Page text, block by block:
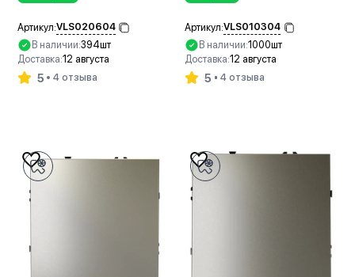
Артикул:VLS020604
В наличии:394шт
Доставка:12 августа
5 4 отзыва
Артикул:VLS010304
В наличии:1000шт
Доставка:12 августа
5 4 отзыва